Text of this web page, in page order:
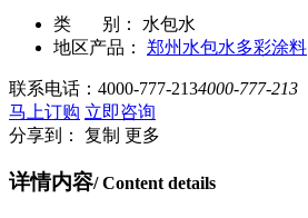
类 别：
水包水
地区产品：
郑州水包水多彩涂料
联系电话： 4000-777-2134000-777-213
马上订购 立即咨询
分享到：
复制 更多
详情内容/ Content details